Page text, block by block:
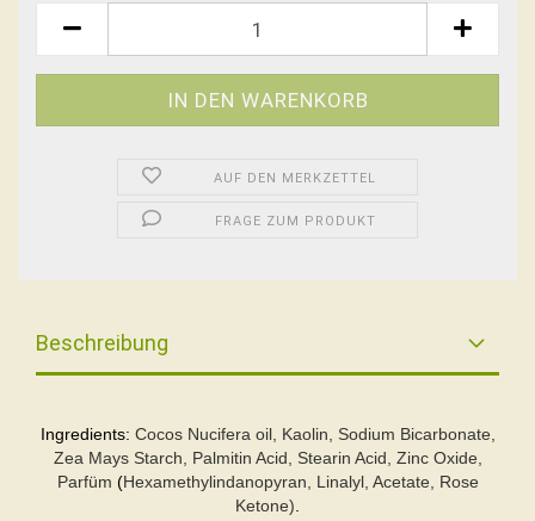
AUF DEN MERKZETTEL
FRAGE ZUM PRODUKT
Beschreibung
Ingredients: Cocos Nucifera oil, Kaolin, Sodium Bicarbonate,
Zea Mays Starch, Palmitin Acid, Stearin Acid, Zinc Oxide,
Parfüm (Hexamethylindanopyran, Linalyl, Acetate, Rose
Ketone)